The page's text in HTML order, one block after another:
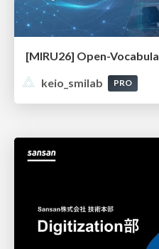
keio_smilab
PRO